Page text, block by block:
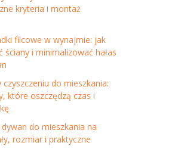
kryteria i montaż
filcowe w wynajmie: jak
ściany i minimalizować hałas
czyszczeniu do mieszkania:
które oszczędzą czas i
dywan do mieszkania na
rozmiar i praktyczne